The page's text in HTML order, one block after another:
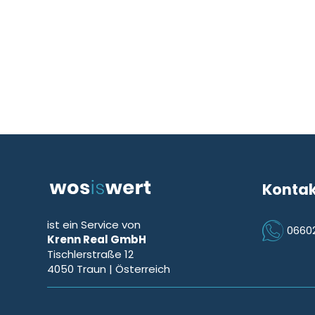
ist ein Service von
Krenn Real GmbH
Tischlerstraße 12
4050 Traun | Österreich
Icon Phone